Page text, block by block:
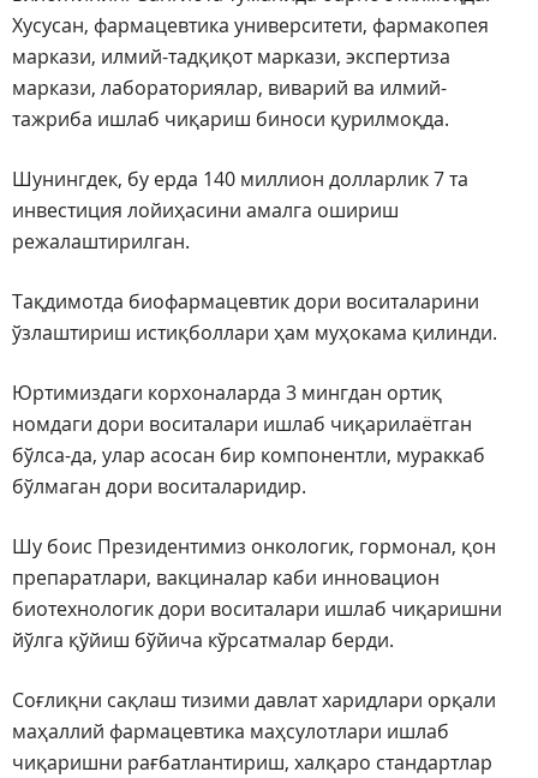
Хусусан, фармацевтика университети, фармакопея
маркази, илмий-тадқиқот маркази, экспертиза
маркази, лабораториялар, виварий ва илмий-
тажриба ишлаб чиқариш биноси қурилмоқда.
Шунингдек, бу ерда 140 миллион долларлик 7 та
инвестиция лойиҳасини амалга ошириш
режалаштирилган.
Тақдимотда биофармацевтик дори воситаларини
ўзлаштириш истиқболлари ҳам муҳокама қилинди.
Юртимиздаги корхоналарда 3 мингдан ортиқ
номдаги дори воситалари ишлаб чиқарилаётган
бўлса-да, улар асосан бир компонентли, мураккаб
бўлмаган дори воситаларидир.
Шу боис Президентимиз онкологик, гормонал, қон
препаратлари, вакциналар каби инновацион
биотехнологик дори воситалари ишлаб чиқаришни
йўлга қўйиш бўйича кўрсатмалар берди.
Соғлиқни сақлаш тизими давлат харидлари орқали
маҳаллий фармацевтика маҳсулотлари ишлаб
чиқаришни рағбатлантириш, халқаро стандартлар